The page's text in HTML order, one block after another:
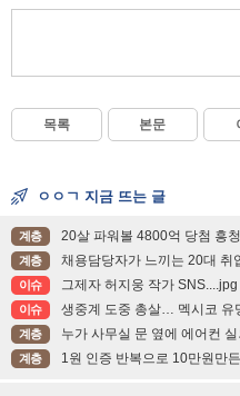
목록 본문
ㅇㅇㄱ 지금 뜨는 글
계층 20살 파워볼 4800억 당첨 흥
계층 채용담당자가 느끼는 20대 취
이슈 그제자 허지웅 작가 SNS....jpg
이슈 생중계 도중 총살… 멕시코 유
계층 누가 사무실 문 옆에 에어컨 실
계층 1원 인증 반복으로 10만원만